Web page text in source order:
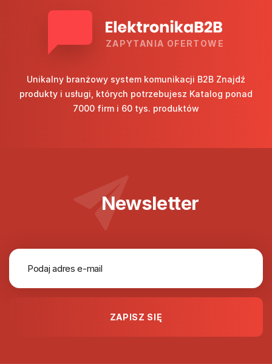
ZAPYTANIA OFERTOWE
Unikalny branżowy system komunikacji B2B Znajdź
produkty i usługi, których potrzebujesz Katalog ponad
7000 firm i 60 tys. produktów
Newsletter